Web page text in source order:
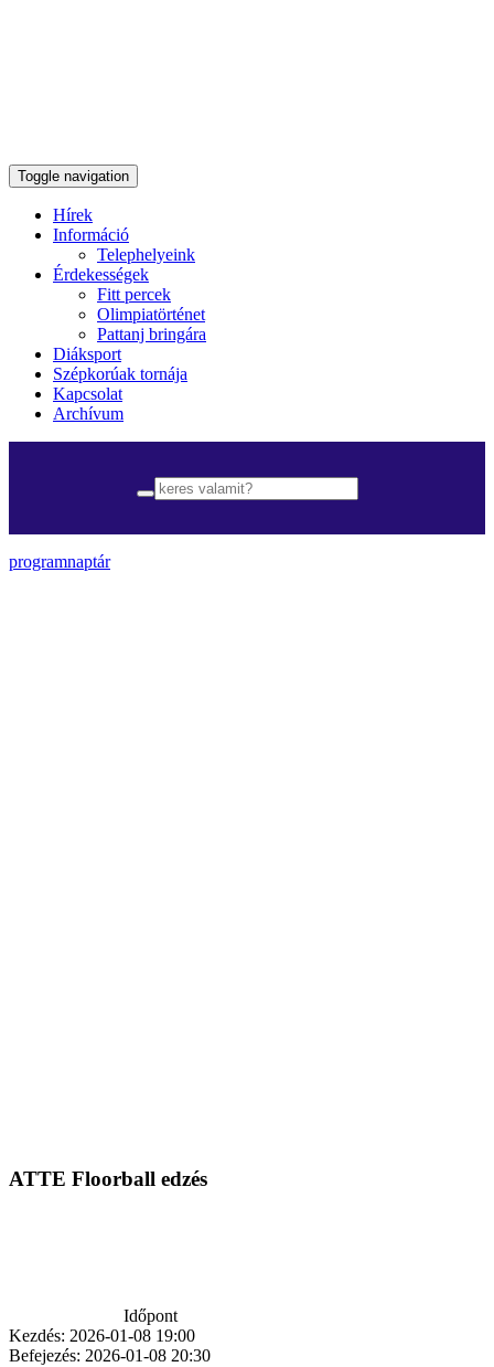
Toggle navigation
Hírek
Információ
Telephelyeink
Érdekességek
Fitt percek
Olimpiatörténet
Pattanj bringára
Diáksport
Szépkorúak tornája
Kapcsolat
Archívum
programnaptár
ATTE Floorball edzés
Időpont
Kezdés: 2026-01-08 19:00
Befejezés: 2026-01-08 20:30